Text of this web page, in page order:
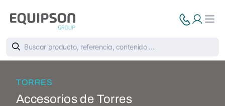
TORRES
Accesorios de Torres